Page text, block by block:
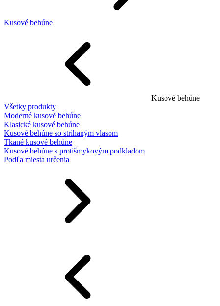
Kusové behúne
Kusové behúne
Všetky produkty
Moderné kusové behúne
Klasické kusové behúne
Kusové behúne so strihaným vlasom
Tkané kusové behúne
Kusové behúne s protišmykovým podkladom
Podľa miesta určenia